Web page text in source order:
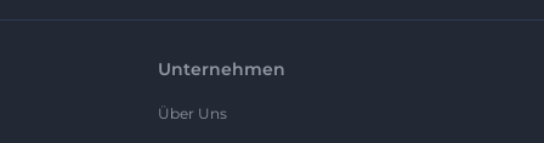
Unternehmen
Über Uns